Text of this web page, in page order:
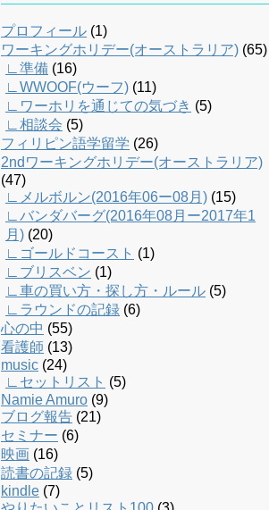
プロフィール (1)
ワーキングホリデー(オーストラリア) (65)
∟準備 (16)
∟WWOOF(ウーフ) (11)
∟ワーホリを通じての気づき (5)
∟相談会 (5)
フィリピン語学留学 (26)
2ndワーキングホリデー(オーストラリア)
(47)
∟メルボルン(2016年06ー08月) (15)
∟バンダバーグ(2016年08月ー2017年1
月) (20)
∟ゴールドコースト (1)
∟ブリスベン (1)
∟車の買い方・探し方・ルール (5)
∟ラウンドの記録 (6)
心の中 (55)
看護師 (13)
music (24)
∟セットリスト (5)
Namie Amuro (9)
ブログ報告 (21)
セミナー (6)
映画 (16)
読書の記録 (5)
kindle (7)